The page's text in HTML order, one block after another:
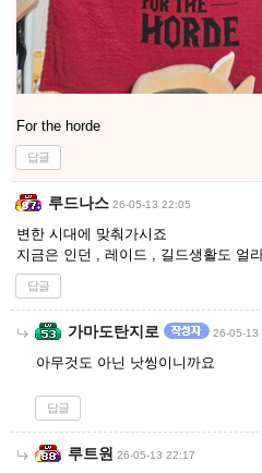
For the horde
답글
루드나스 26-05-13 22:05
변한 시대에 맞춰가시죠
지금은 인던 , 레이드 , 길드생활도 얼
답글
가마도탄지로 26-05-13
아무것도 아닌 낫씽이니까요
답글
루트원 26-05-13 22:17